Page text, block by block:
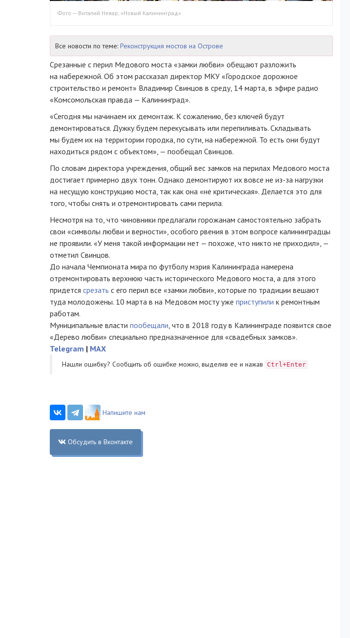
Фото — Виталий Невар, «Новый Калининград»
Все новости по теме: Реконструкция мостов на Острове
Срезанные с перил Медового моста «замки любви» обещают разложить
на набережной. Об этом рассказал директор МКУ «Городское дорожное
строительство и ремонт» Владимир Свинцов в среду, 14 марта, в эфире радио
«Комсомольская правда — Калининград».
«Сегодня мы начинаем их демонтаж. К сожалению, без ключей будут
демонтироваться. Дужку будем перекусывать или перепиливать. Складывать
мы будем их на территории городка, по сути, на набережной. То есть они будут
находиться рядом с объектом», — пообещал Свинцов.
По словам директора учреждения, общий вес замков на перилах Медового моста
достигает примерно двух тонн. Однако демонтируют их вовсе не из-за нагрузки
на несущую конструкцию моста, так как она «не критическая». Делается это для
того, чтобы снять и отремонтировать сами перила.
Несмотря на то, что чиновники предлагали горожанам самостоятельно забрать
свои «символы любви и верности», особого рвения в этом вопросе калининградцы
не проявили. «У меня такой информации нет — похоже, что никто не приходил», —
отметил Свинцов.
До начала Чемпионата мира по футболу мэрия Калининграда намерена
отремонтировать верхнюю часть исторического Медового моста, а для этого
придется срезать с его перил все «замки любви», которые по традиции вешают
туда молодожены. 10 марта в на Медовом мосту уже приступили к ремонтным
работам.
Муниципальные власти пообещали, что в 2018 году в Калининграде появится свое
«Дерево любви» специально предназначенное для «свадебных замков».
Telegram | MAX
Нашли ошибку? Cообщить об ошибке можно, выделив ее и нажав Ctrl+Enter
Напишите нам
Обсудить в Вконтакте